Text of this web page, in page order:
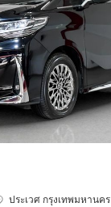
ประเวศ กรุงเทพมหานคร